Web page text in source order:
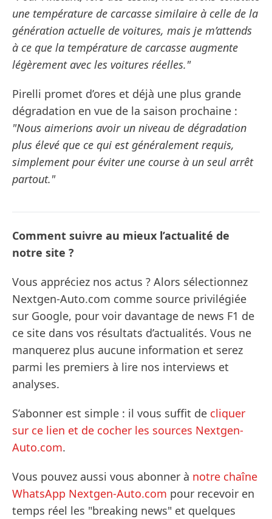
une température de carcasse similaire à celle de la
génération actuelle de voitures, mais je m’attends
à ce que la température de carcasse augmente
légèrement avec les voitures réelles."
Pirelli promet d’ores et déjà une plus grande
dégradation en vue de la saison prochaine :
"Nous aimerions avoir un niveau de dégradation
plus élevé que ce qui est généralement requis,
simplement pour éviter une course à un seul arrêt
partout."
Comment suivre au mieux l’actualité de
notre site ?
Vous appréciez nos actus ? Alors sélectionnez
Nextgen-Auto.com comme source privilégiée
sur Google, pour voir davantage de news F1 de
ce site dans vos résultats d’actualités. Vous ne
manquerez plus aucune information et serez
parmi les premiers à lire nos interviews et
analyses.
S’abonner est simple : il vous suffit de cliquer
sur ce lien et de cocher les sources Nextgen-
Auto.com.
Vous pouvez aussi vous abonner à notre chaîne
WhatsApp Nextgen-Auto.com pour recevoir en
temps réel les "breaking news" et quelques